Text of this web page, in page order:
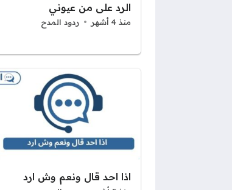
الرد على من عيوني
منذ 4 أشهر ردود المدح
اذا احد قال ونعم وش ارد